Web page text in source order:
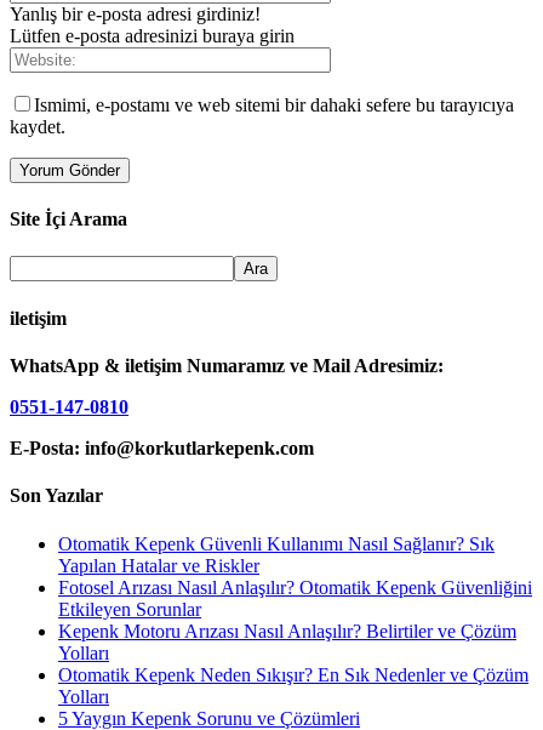
Yanlış bir e-posta adresi girdiniz!
Lütfen e-posta adresinizi buraya girin
Ismimi, e-postamı ve web sitemi bir dahaki sefere bu tarayıcıya
kaydet.
Site İçi Arama
iletişim
WhatsApp & iletişim Numaramız ve Mail Adresimiz:
0551-147-0810
E-Posta: info@korkutlarkepenk.com
Son Yazılar
Otomatik Kepenk Güvenli Kullanımı Nasıl Sağlanır? Sık
Yapılan Hatalar ve Riskler
Fotosel Arızası Nasıl Anlaşılır? Otomatik Kepenk Güvenliğini
Etkileyen Sorunlar
Kepenk Motoru Arızası Nasıl Anlaşılır? Belirtiler ve Çözüm
Yolları
Otomatik Kepenk Neden Sıkışır? En Sık Nedenler ve Çözüm
Yolları
5 Yaygın Kepenk Sorunu ve Çözümleri